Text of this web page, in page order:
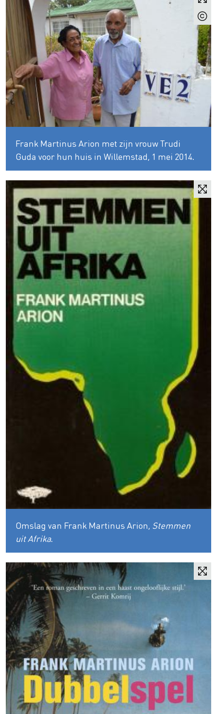
Frank Martinus Arion met zijn vrouw Trudi
Guda voor hun huis in Willemstad, 1 mei 2014.
Omslag van Frank Martinus Arion, Stemmen
uit Afrika.